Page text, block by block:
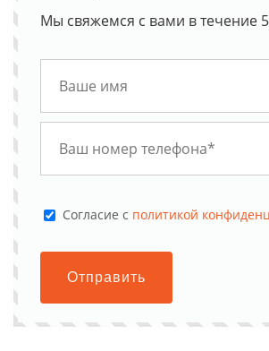
Мы свяжемся с вами в течение
Cогласие с политикой
Отправить